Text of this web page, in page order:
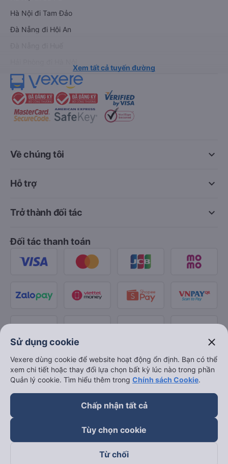
Hà Nội đi Tam Đảo
Đà Nẵng đi Hội An
Xem tất cả tuyến đường
keyboard_arrow_down
Về chúng tôi
keyboard_arrow_down
Hỗ trợ
keyboard_arrow_down
Trở thành đối tác
Đối tác thanh toán
Sử dụng cookie close
Vexere dùng cookie để website hoạt động ổn định. Bạn có thể
xem chi tiết hoặc thay đổi lựa chọn bất kỳ lúc nào trong phần
Quản lý cookie. Tìm hiểu thêm trong Chính sách Cookie.
Chấp nhận tất cả
Tùy chọn cookie
Từ chối